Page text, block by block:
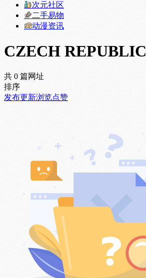
次元社区
二手易物
动漫资讯
CZECH REPUBLIC
共 0 篇网址
排序
发布更新浏览点赞